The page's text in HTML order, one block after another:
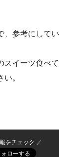
、参考にしてい
スイーツ食べて
。
をチェック ／